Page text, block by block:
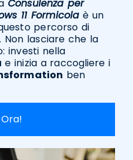
Consulenza per
11 Formicola è un
percorso di
lasciare che la
investi nella
e inizia a raccogliere i
ben